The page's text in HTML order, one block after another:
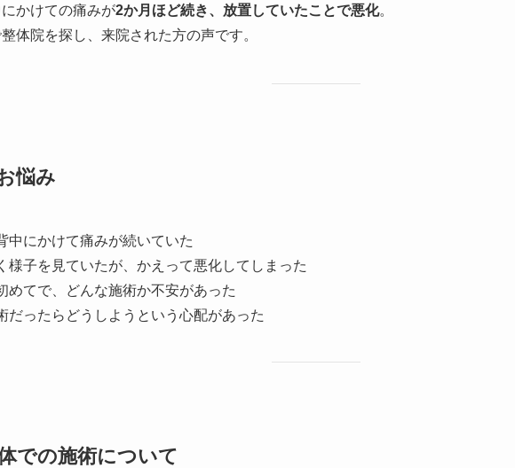
かけての痛みが2か月ほど続き、放置していたことで悪化。
体院を探し、来院された方の声です。
悩み
中にかけて痛みが続いていた
様子を見ていたが、かえって悪化してしまった
めてで、どんな施術か不安があった
だったらどうしようという心配があった
での施術について